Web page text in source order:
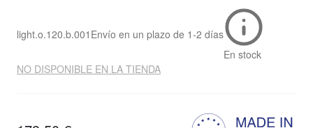
light.o.120.b.001 Envío en un plazo de 1-2 días
En stock
NO DISPONIBLE EN LA TIENDA